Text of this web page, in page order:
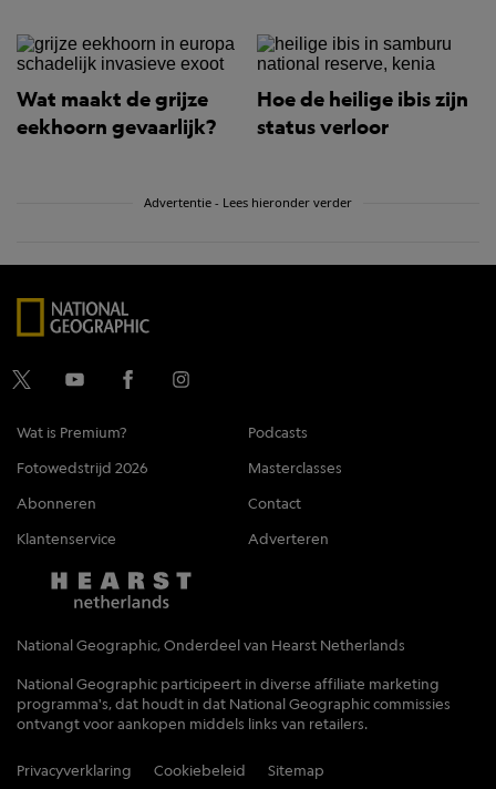
Wat maakt de grijze
eekhoorn gevaarlijk?
Hoe de heilige ibis zijn
status verloor
Advertentie - Lees hieronder verder
Wat is Premium?
Podcasts
Fotowedstrijd 2026
Masterclasses
Abonneren
Contact
Klantenservice
Adverteren
National Geographic, Onderdeel van Hearst Netherlands
National Geographic participeert in diverse affiliate marketing
programma's, dat houdt in dat National Geographic commissies
ontvangt voor aankopen middels links van retailers.
Privacyverklaring Cookiebeleid Sitemap